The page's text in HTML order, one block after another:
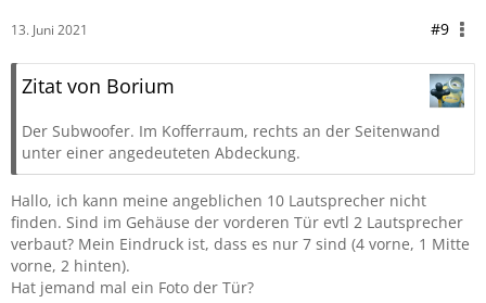
13. Juni 2021 #9
Zitat von Borium
Der Subwoofer. Im Kofferraum, rechts an der Seitenwand
unter einer angedeuteten Abdeckung.
Hallo, ich kann meine angeblichen 10 Lautsprecher nicht
finden. Sind im Gehäuse der vorderen Tür evtl 2 Lautsprecher
verbaut? Mein Eindruck ist, dass es nur 7 sind (4 vorne, 1 Mitte
vorne, 2 hinten).
Hat jemand mal ein Foto der Tür?